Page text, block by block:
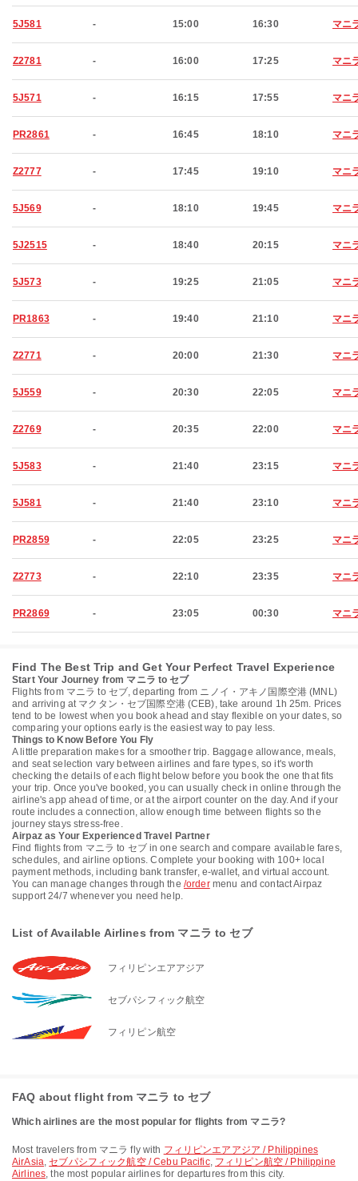
5J581 - 15:00 16:30 マニ
Z2781 - 16:00 17:25 マニ
5J571 - 16:15 17:55 マニ
PR2861 - 16:45 18:10 マニ
Z2777 - 17:45 19:10 マニ
5J569 - 18:10 19:45 マニ
5J2515 - 18:40 20:15 マニ
5J573 - 19:25 21:05 マニ
PR1863 - 19:40 21:10 マニ
Z2771 - 20:00 21:30 マニ
5J559 - 20:30 22:05 マニ
Z2769 - 20:35 22:00 マニ
5J583 - 21:40 23:15 マニ
5J581 - 21:40 23:10 マニ
PR2859 - 22:05 23:25 マニ
Z2773 - 22:10 23:35 マニ
PR2869 - 23:05 00:30 マニ
Find The Best Trip and Get Your Perfect Travel Experience
Start Your Journey from マニラ to セブ
Flights from マニラ to セブ, departing from ニノイ・アキノ国際空港 (MNL)
and arriving at マクタン・セブ国際空港 (CEB), take around 1h 25m. Prices
tend to be lowest when you book ahead and stay flexible on your dates, so
comparing your options early is the easiest way to pay less.
Things to Know Before You Fly
A little preparation makes for a smoother trip. Baggage allowance, meals,
and seat selection vary between airlines and fare types, so it's worth
checking the details of each flight below before you book the one that fits
your trip. Once you've booked, you can usually check in online through the
airline's app ahead of time, or at the airport counter on the day. And if your
route includes a connection, allow enough time between flights so the
journey stays stress-free.
Airpaz as Your Experienced Travel Partner
Find flights from マニラ to セブ in one search and compare available fares,
schedules, and airline options. Complete your booking with 100+ local
payment methods, including bank transfer, e-wallet, and virtual account.
You can manage changes through the /ordermenu and contact Airpaz
support 24/7 whenever you need help.
List of Available Airlines from マニラ to セブ
フィリピンエアアジア
セブパシフィック航空
フィリピン航空
FAQ about flight from マニラ to セブ
Which airlines are the most popular for flights from マニラ?
Most travelers from マニラ fly with フィリピンエアアジア / Philippines
AirAsia,セブパシフィック航空 / Cebu Pacific, フィリピン航空 / Philippine
Airlines, the most popular airlines for departures from this city.